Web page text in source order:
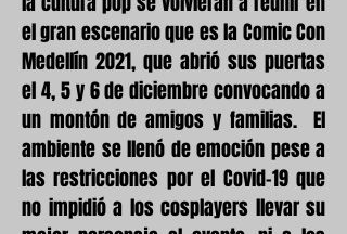
el gran escenario que es la Comic Con
Medellín 2021, que abrió sus puertas
el 4, 5 y 6 de diciembre convocando a
un montón de amigos y familias. El
ambiente se llenó de emoción pese a
las restricciones por el Covid-19 que
no impidió a los cosplayers llevar su